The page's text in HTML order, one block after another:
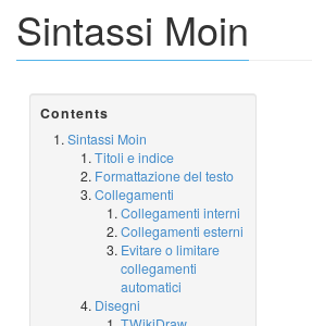
Sintassi Moin
Contents
Sintassi Moin
Titoli e indice
Formattazione del testo
Collegamenti
Collegamenti interni
Collegamenti esterni
Evitare o limitare
collegamenti
automatici
Disegni